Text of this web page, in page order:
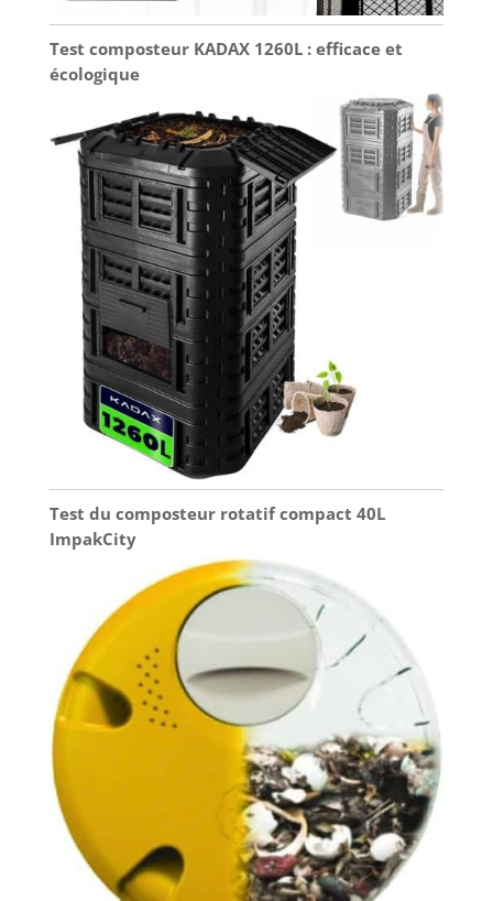
Test composteur KADAX 1260L : efficace et
écologique
Test du composteur rotatif compact 40L
ImpakCity